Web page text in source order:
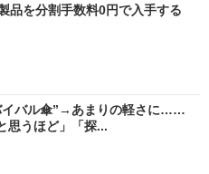
品を分割手数料0円で入手する
イバル傘”→あまりの軽さに……
思うほど」「探...